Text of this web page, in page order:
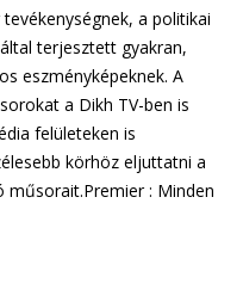
a politikai
terjesztett gyakran,
eszményképeknek. A
a Dikh TV-ben is
felületeken is
körhöz eljuttatni a
műsorait.Premier : Minden